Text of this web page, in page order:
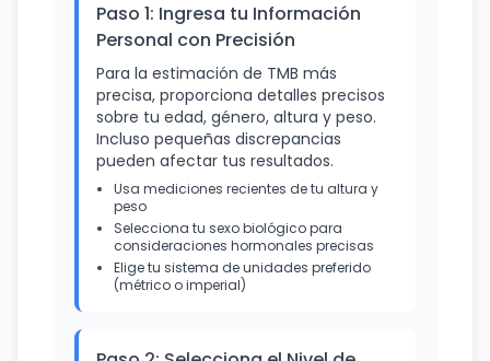
Paso 1: Ingresa tu Información
Personal con Precisión
Para la estimación de TMB más
precisa, proporciona detalles precisos
sobre tu edad, género, altura y peso.
Incluso pequeñas discrepancias
pueden afectar tus resultados.
Usa mediciones recientes de tu altura y
peso
Selecciona tu sexo biológico para
consideraciones hormonales precisas
Elige tu sistema de unidades preferido
(métrico o imperial)